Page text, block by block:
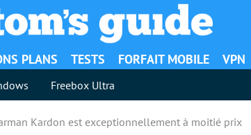
PLANS TESTS FORFAIT MOBILE VPN
Freebox Ultra
Kardon est exceptionnellement à moitié prix